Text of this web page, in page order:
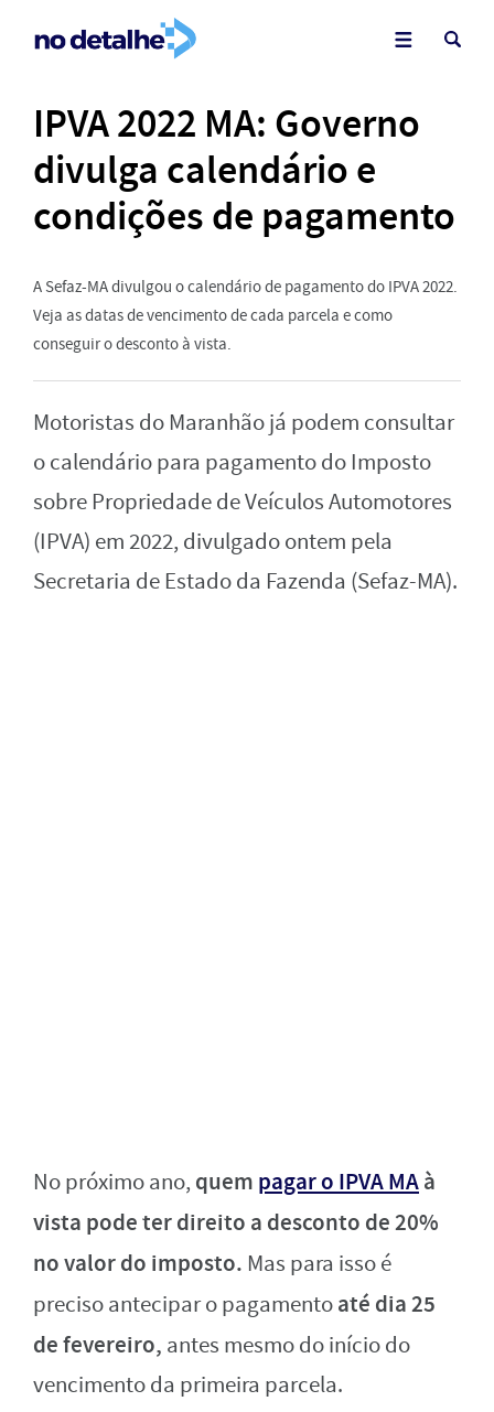
IPVA 2022 MA: Governo
divulga calendário e
condições de pagamento
A Sefaz-MA divulgou o calendário de pagamento do IPVA 2022.
Veja as datas de vencimento de cada parcela e como
conseguir o desconto à vista.
Motoristas do Maranhão já podem consultar
o calendário para pagamento do Imposto
sobre Propriedade de Veículos Automotores
(IPVA) em 2022, divulgado ontem pela
Secretaria de Estado da Fazenda (Sefaz-MA).
No próximo ano, quem pagar o IPVA MAà
vista pode ter direito a desconto de 20%
no valor do imposto. Mas para isso é
preciso antecipar o pagamentoaté dia 25
de fevereiro, antes mesmo do início do
vencimento da primeira parcela.